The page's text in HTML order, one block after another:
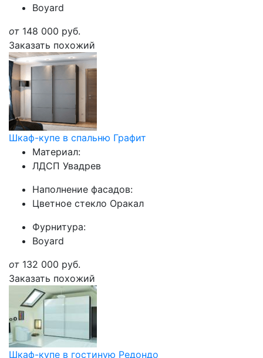
Boyard
от 148 000 руб.
Заказать похожий
Шкаф-купе в спальню Графит
Материал:
ЛДСП Увадрев
Наполнение фасадов:
Цветное стекло Оракал
Фурнитура:
Boyard
от 132 000 руб.
Заказать похожий
Шкаф-купе в гостиную Редондо